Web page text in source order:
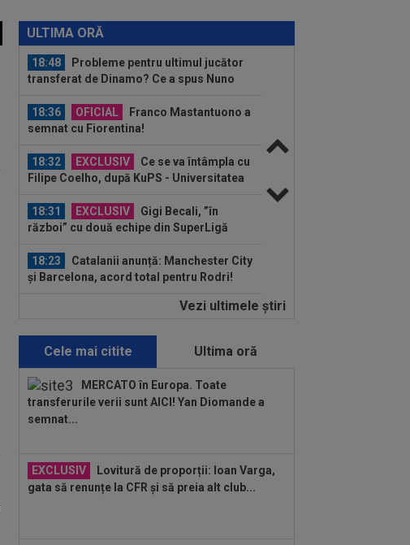
ULTIMA ORĂ
VIDEO, sâmbătă, 21:30, la DGS 1. Egalitate
de puncte...
18:48
Probleme pentru ultimul jucător
transferat de Dinamo? Ce a spus Nuno
18:36
OFICIAL
Franco Mastantuono a
semnat cu Fiorentina!
18:32 EXCLUSIV
Ce se va întâmpla cu
Filipe Coelho, după KuPS - Universitatea
18:31
EXCLUSIV
Gigi Becali, ”în
război” cu două echipe din SuperLigă
18:23
Catalanii anunță: Manchester City
și Barcelona, acord total pentru Rodri!
(P) O nouă etapă a gazdelor?
17:59
A început "showul" la Real Madrid:
Mourinho, enervat la culme de
Florentino...
17:59
Cristi Chivu a ”dat alarma”! Mesaj
ferm pentru conducerea de la Inter,
Slobozia - Gloria Bistrița 0-0, ACUM, DGS
1. Programul complet al etapei...
Vezi ultimele ştiri
Cele mai citite Ultima oră
MERCATO în Europa. Toate
transferurile verii sunt AICI! Yan Diomande a
semnat...
EXCLUSIV
Lovitură de proporții: Ioan Varga,
gata să renunțe la CFR și să preia alt club...